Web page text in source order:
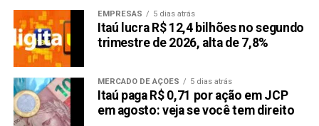
EMPRESAS 5 dias atrás
Itaú lucra R$ 12,4 bilhões no segundo
trimestre de 2026, alta de 7,8%
MERCADO DE AÇÕES 5 dias atrás
Itaú paga R$ 0,71 por ação em JCP
em agosto: veja se você tem direito